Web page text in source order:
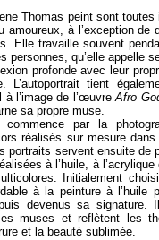
Thomas peint sont
amoureux, à l’exception de
Elle travaille souvent
personnes, qu’elle appelle
profonde avec leur
L’autoportrait tient
à l’image de l’œuvreAfro
sa propre muse.
commence par la
réalisés sur mesure
portraits servent ensuite de
à l’huile, à l’acrylique
Initialement
à la peinture à l’huile
devenus sa signature.
muses et reflètent les
et la beauté sublimée.